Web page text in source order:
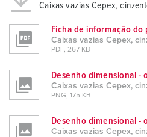
Caixas vazias Cepex,
Ficha de informação do
Caixas vazias Cepex,
PDF, 267 KB
Desenho dimensional -
Caixas vazias Cepex,
PNG, 175 KB
Desenho dimensional -
Caixas vazias Cepex,